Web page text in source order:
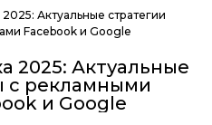
Актуальные стратегии
Facebook и Google
2025: Актуальные
с рекламными
и Google